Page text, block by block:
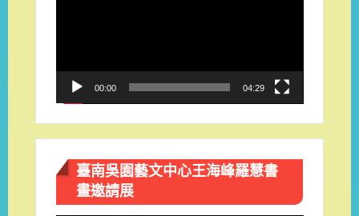
00:00 04:29
臺南吳園藝文中心王海峰羅慧書
畫邀請展